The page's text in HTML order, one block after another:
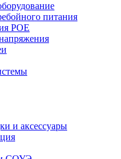
питания
POE
и аксессуары